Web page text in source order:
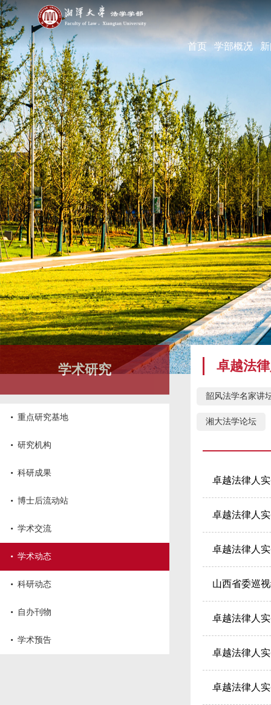
首页 学部概况
现任领导
机构设置
学部宣传片
部长寄语
学术研究
· 重点研究基地
· 研究机构
· 科研成果
· 博士后流动站
· 学术交流
· 学术动态
· 科研动态
· 自办刊物
· 学术预告
卓越法
韶风法学名家讲
湘大法学论坛
卓越法律人
卓越法律人
卓越法律人
山西省委巡
卓越法律人
卓越法律人
卓越法律人